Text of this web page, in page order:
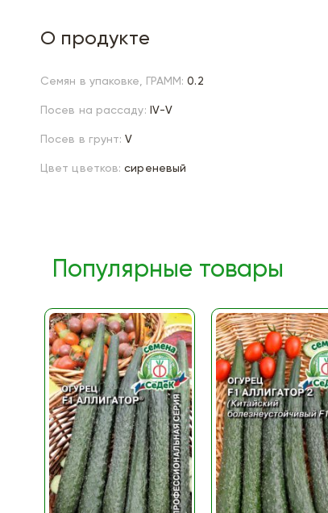
О продукте
Семян в упаковке, ГРАММ: 0.2
Посев на рассаду: IV-V
Посев в грунт: V
Цвет цветков: сиреневый
Популярные товары